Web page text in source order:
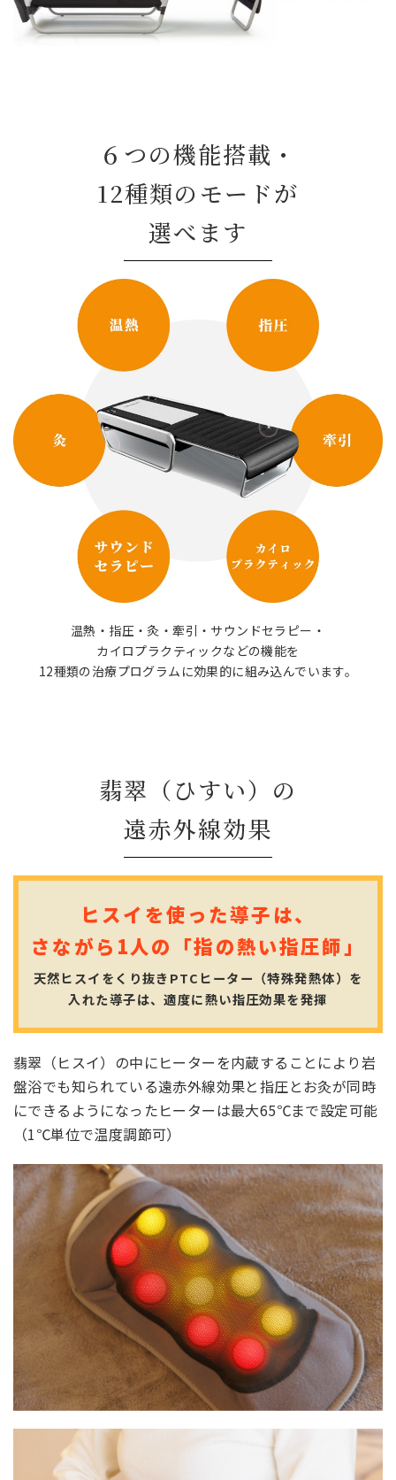
６つの機能搭載・
12種類のモードが
選べます
温熱・指圧・灸・牽引・サウンドセラピー・
カイロプラクティックなどの機能を
12種類の治療プログラムに効果的に組み込んでいます。
翡翠（ひすい）の
遠赤外線効果
ヒスイを使った導子は、
さながら1人の「指の熱い指圧師」
天然ヒスイをくり抜きPTCヒーター（特殊発熱体）を
入れた導子は、適度に熱い指圧効果を発揮
翡翠（ヒスイ）の中にヒーターを内蔵することにより岩
盤浴でも知られている遠赤外線効果と指圧とお灸が同時
にできるようになったヒーターは最大65℃まで設定可能
（1℃単位で温度調節可）